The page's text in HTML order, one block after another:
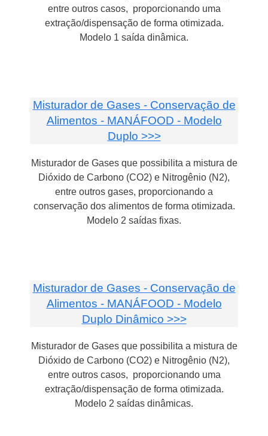
entre outros casos, proporcionando uma
extração/dispensação de forma otimizada.
Modelo 1 saída dinâmica.
Misturador de Gases - Conservação de
Alimentos - MANÁFOOD - Modelo
Duplo >>>
Misturador de Gases que possibilita a mistura de
Dióxido de Carbono (CO2) e Nitrogênio (N2),
entre outros gases, proporcionando a
conservação dos alimentos de forma otimizada.
Modelo 2 saídas fixas.
Misturador de Gases - Conservação de
Alimentos - MANÁFOOD - Modelo
Duplo Dinâmico >>>
Misturador de Gases que possibilita a mistura de
Dióxido de Carbono (CO2) e Nitrogênio (N2),
entre outros casos, proporcionando uma
extração/dispensação de forma otimizada.
Modelo 2 saídas dinâmicas.